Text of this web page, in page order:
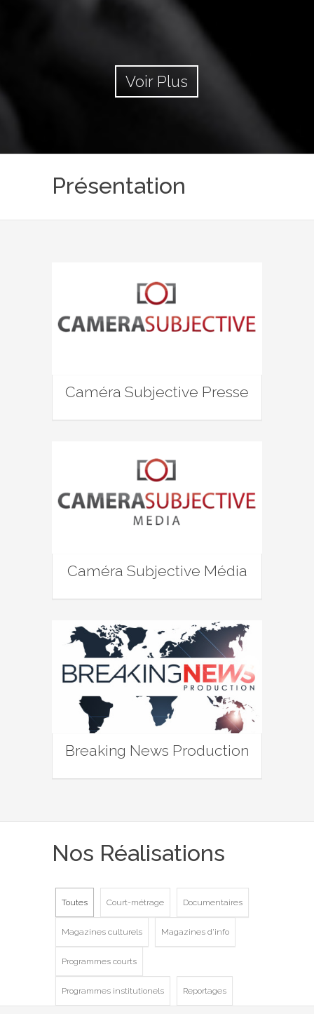
Voir Plus
Présentation
Caméra Subjective Presse
Caméra Subjective Média
Breaking News Production
Nos Réalisations
Toutes Court-métrage Documentaires
Magazines culturels Magazines d'info
Programmes courts
Programmes institutionels Reportages